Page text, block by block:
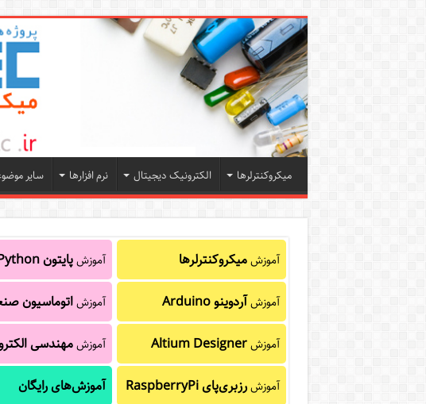
میکروکنترلرها الکترونیک دیجیتال نرم افزارها سایر
آموزشمیکروکنترلرها
آموزشآردوینو Arduino
آموزشAltium Designer
آموزشرزبری‌پای RaspberryPi
آموزشپایتون Python
آموزشاتوماسیون
آموزشمهندسی
آموزش‌های رایگان